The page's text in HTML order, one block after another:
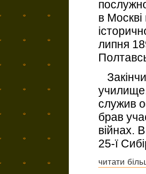
в
липня
служив
брав
війнах.
25-ї
читати